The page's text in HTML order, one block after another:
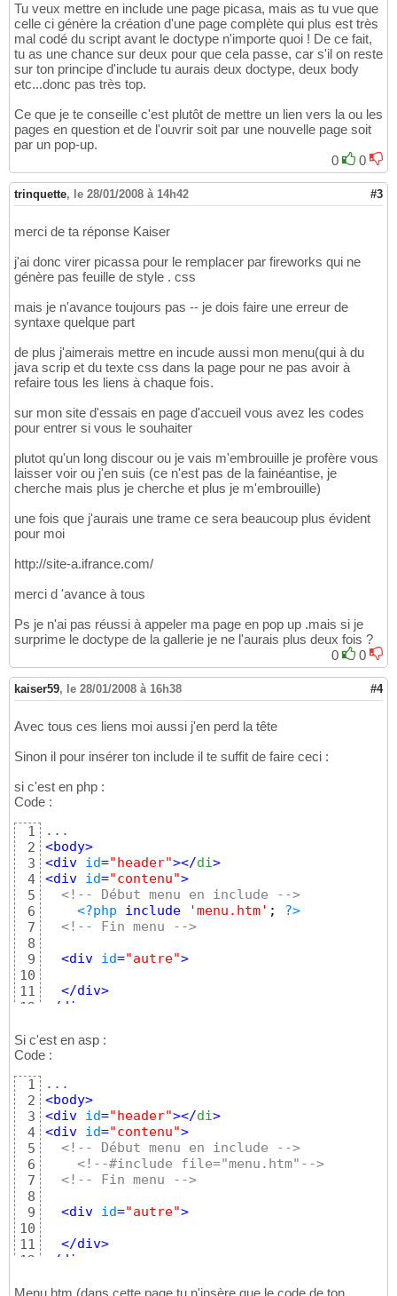
Tu veux mettre en include une page picasa, mais as tu vue que
celle ci génère la création d'une page complète qui plus est très
mal codé du script avant le doctype n'importe quoi ! De ce fait,
tu as une chance sur deux pour que cela passe, car s'il on reste
sur ton principe d'include tu aurais deux doctype, deux body
etc...donc pas très top.
Ce que je te conseille c'est plutôt de mettre un lien vers la ou les
pages en question et de l'ouvrir soit par une nouvelle page soit
par un pop-up.
0
0
trinquette, le 28/01/2008 à 14h42 #3
merci de ta réponse Kaiser
j'ai donc virer picassa pour le remplacer par fireworks qui ne
génère pas feuille de style . css
mais je n'avance toujours pas -- je dois faire une erreur de
syntaxe quelque part
de plus j'aimerais mettre en incude aussi mon menu(qui à du
java scrip et du texte css dans la page pour ne pas avoir à
refaire tous les liens à chaque fois.
sur mon site d'essais en page d'accueil vous avez les codes
pour entrer si vous le souhaiter
plutot qu'un long discour ou je vais m'embrouille je profère vous
laisser voir ou j'en suis (ce n'est pas de la fainéantise, je
cherche mais plus je cherche et plus je m'embrouille)
une fois que j'aurais une trame ce sera beaucoup plus évident
pour moi
http://site-a.ifrance.com/
merci d 'avance à tous
Ps je n'ai pas réussi à appeler ma page en pop up .mais si je
surprime le doctype de la gallerie je ne l'aurais plus deux fois ?
0
0
kaiser59, le 28/01/2008 à 16h38 #4
Avec tous ces liens moi aussi j'en perd la tête
Sinon il pour insérer ton include il te suffit de faire ceci :
si c'est en php :
Code :
1
2
3
4
5
6
7
8
9
10
11
12
14
15
<body>
<div id="header"></di>
<div id="contenu">
<!-- Début menu en include -->
<?php
include 'menu.htm' ; ?>
<!-- Fin menu -->
<div id="autre">
</div>
</ div
</body>
....
Si c'est en asp :
Code :
1
2
3
4
5
6
7
8
9
10
11
12
14
<body>
<div id="header"></di>
<div id="contenu">
<!-- Début menu en include -->
<!--#include file="menu.htm"-->
<!-- Fin menu -->
<div id="autre">
</div>
</ div
</body>